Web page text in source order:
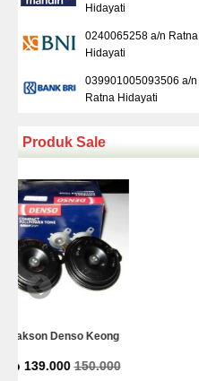
Hidayati
0240065258 a/n Ratna
Hidayati
039901005093506 a/n
Ratna Hidayati
Produk Sale